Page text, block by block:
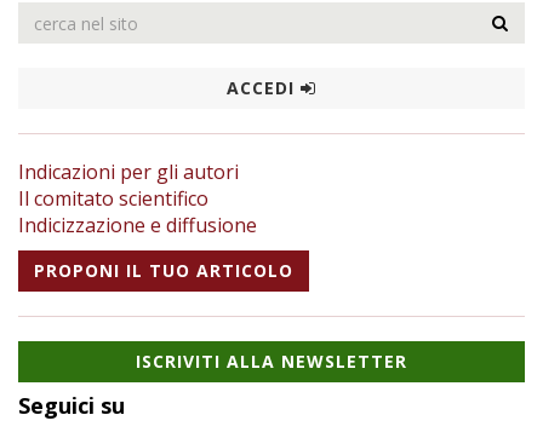
ACCEDI
Indicazioni per gli autori
Il comitato scientifico
Indicizzazione e diffusione
PROPONI IL TUO ARTICOLO
ISCRIVITI ALLA NEWSLETTER
Seguici su